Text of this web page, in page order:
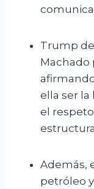
Trump
Machado
ella ser
el
Además,
petróleo